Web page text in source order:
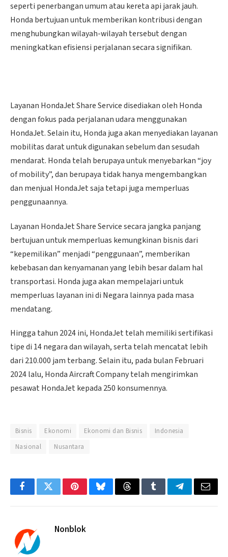
seperti penerbangan umum atau kereta api jarak jauh.
Honda bertujuan untuk memberikan kontribusi dengan
menghubungkan wilayah-wilayah tersebut dengan
meningkatkan efisiensi perjalanan secara signifikan.
Layanan HondaJet Share Service disediakan oleh Honda
dengan fokus pada perjalanan udara menggunakan
HondaJet. Selain itu, Honda juga akan menyediakan layanan
mobilitas darat untuk digunakan sebelum dan sesudah
mendarat. Honda telah berupaya untuk menyebarkan “joy
of mobility”, dan berupaya tidak hanya mengembangkan
dan menjual HondaJet saja tetapi juga memperluas
penggunaannya.
Layanan HondaJet Share Service secara jangka panjang
bertujuan untuk memperluas kemungkinan bisnis dari
“kepemilikan” menjadi “penggunaan”, memberikan
kebebasan dan kenyamanan yang lebih besar dalam hal
transportasi. Honda juga akan mempelajari untuk
memperluas layanan ini di Negara lainnya pada masa
mendatang.
Hingga tahun 2024 ini, HondaJet telah memiliki sertifikasi
tipe di 14 negara dan wilayah, serta telah mencatat lebih
dari 210.000 jam terbang. Selain itu, pada bulan Februari
2024 lalu, Honda Aircraft Company telah mengirimkan
pesawat HondaJet kepada 250 konsumennya.
Bisnis Ekonomi Ekonomi dan Bisnis
Indonesia
Nasional
Nusantara
FacebookTwitterPinterestBlueskyThreadsTumblrTelegramEmail
Nonblok